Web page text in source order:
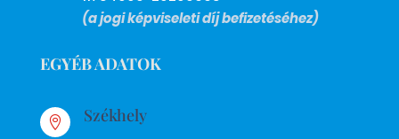
(a jogi képviseleti díj befizetéséhez)
EGYÉB ADATOK
 Székhely